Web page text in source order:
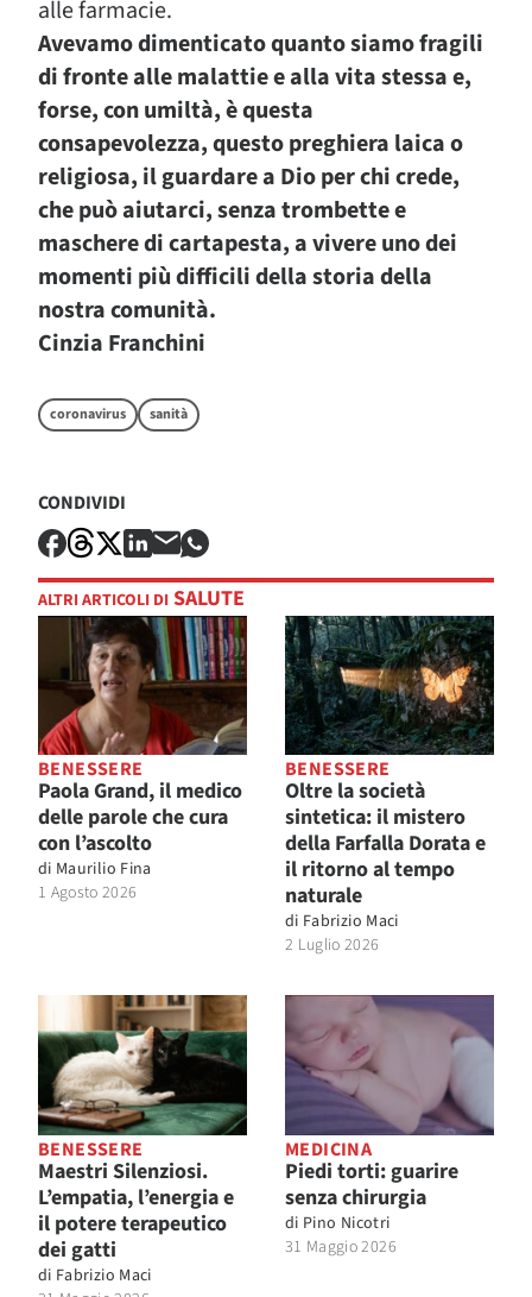
alle farmacie.
Avevamo dimenticato quanto siamo fragili
di fronte alle malattie e alla vita stessa e,
forse, con umiltà, è questa
consapevolezza, questo preghiera laica o
religiosa, il guardare a Dio per chi crede,
che può aiutarci, senza trombette e
maschere di cartapesta, a vivere uno dei
momenti più difficili della storia della
nostra comunità.
Cinzia Franchini
coronavirus sanità
CONDIVIDI
ALTRI ARTICOLI DI SALUTE
BENESSERE
Paola Grand, il medico
delle parole che cura
con l’ascolto
di Maurilio Fina
1 Agosto 2026
BENESSERE
Oltre la società
sintetica: il mistero
della Farfalla Dorata e
il ritorno al tempo
naturale
di Fabrizio Maci
2 Luglio 2026
BENESSERE
Maestri Silenziosi.
L’empatia, l’energia e
il potere terapeutico
dei gatti
di Fabrizio Maci
MEDICINA
Piedi torti: guarire
senza chirurgia
di Pino Nicotri
31 Maggio 2026